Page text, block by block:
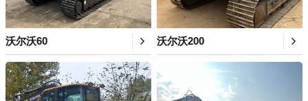
沃尔沃60 沃尔沃200